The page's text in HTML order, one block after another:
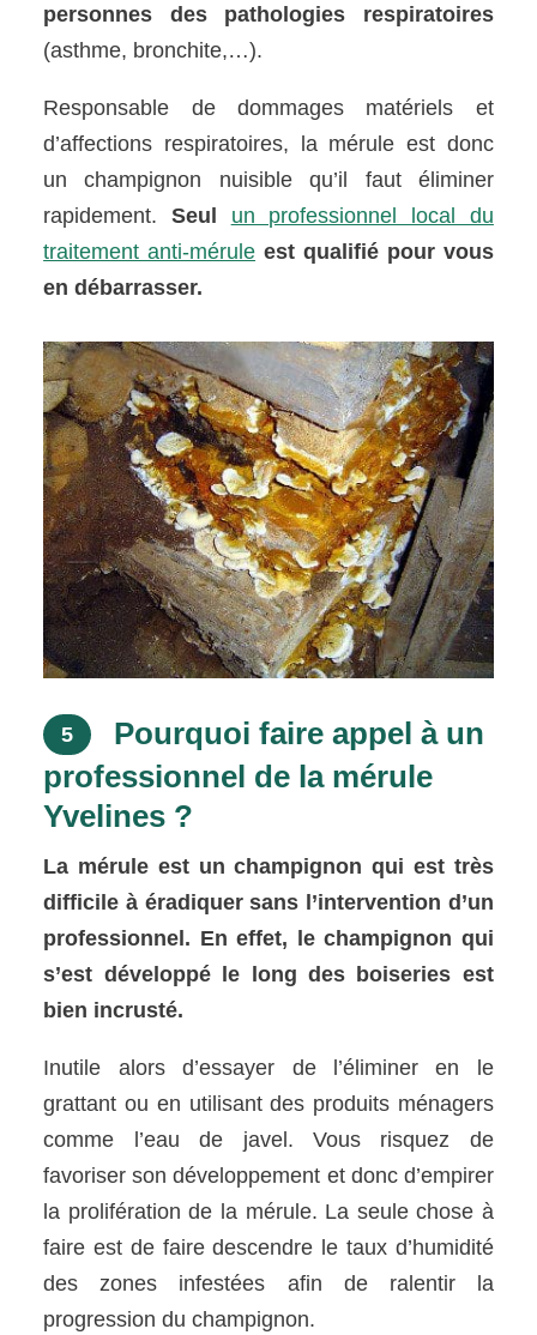
personnes des pathologies respiratoires
(asthme, bronchite,…).
Responsable de dommages matériels et
d’affections respiratoires, la mérule est donc
un champignon nuisible qu’il faut éliminer
rapidement. Seul un professionnel local du
traitement anti-mérule est qualifié pour vous
en débarrasser.
5
Pourquoi faire appel à un
professionnel de la mérule
Yvelines ?
La mérule est un champignon qui est très
difficile à éradiquer sans l’intervention d’un
professionnel. En effet, le champignon qui
s’est développé le long des boiseries est
bien incrusté.
Inutile alors d’essayer de l’éliminer en le
grattant ou en utilisant des produits ménagers
comme l’eau de javel. Vous risquez de
favoriser son développement et donc d’empirer
la prolifération de la mérule. La seule chose à
faire est de faire descendre le taux d’humidité
des zones infestées afin de ralentir la
progression du champignon.